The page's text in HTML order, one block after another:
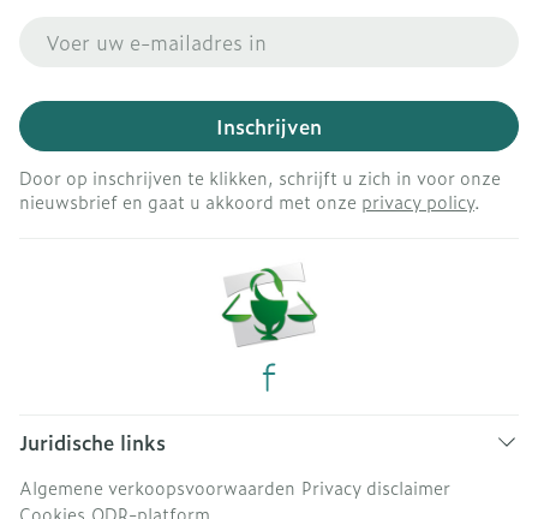
Inschrijven
Door op inschrijven te klikken, schrijft u zich in voor onze
nieuwsbrief en gaat u akkoord met onze privacy policy.
Juridische links
Algemene verkoopsvoorwaarden Privacy disclaimer
Cookies ODR-platform